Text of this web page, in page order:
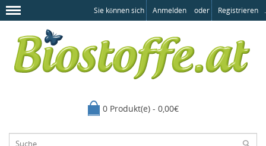
Sie können sich Anmelden oder Registrieren .
0 Produkt(e) - 0,00€